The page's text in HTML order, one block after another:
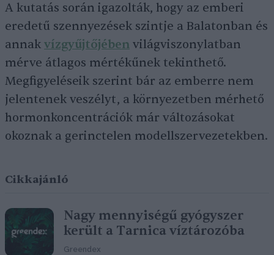
A kutatás során igazolták, hogy az emberi
eredetű szennyezések szintje a Balatonban és
annak vízgyűjtőjében világviszonylatban
mérve átlagos mértékűnek tekinthető.
Megfigyeléseik szerint bár az emberre nem
jelentenek veszélyt, a környezetben mérhető
hormonkoncentrációk már változásokat
okoznak a gerinctelen modellszervezetekben.
Cikkajánló
Nagy mennyiségű gyógyszer
került a Tarnica víztározóba
Greendex